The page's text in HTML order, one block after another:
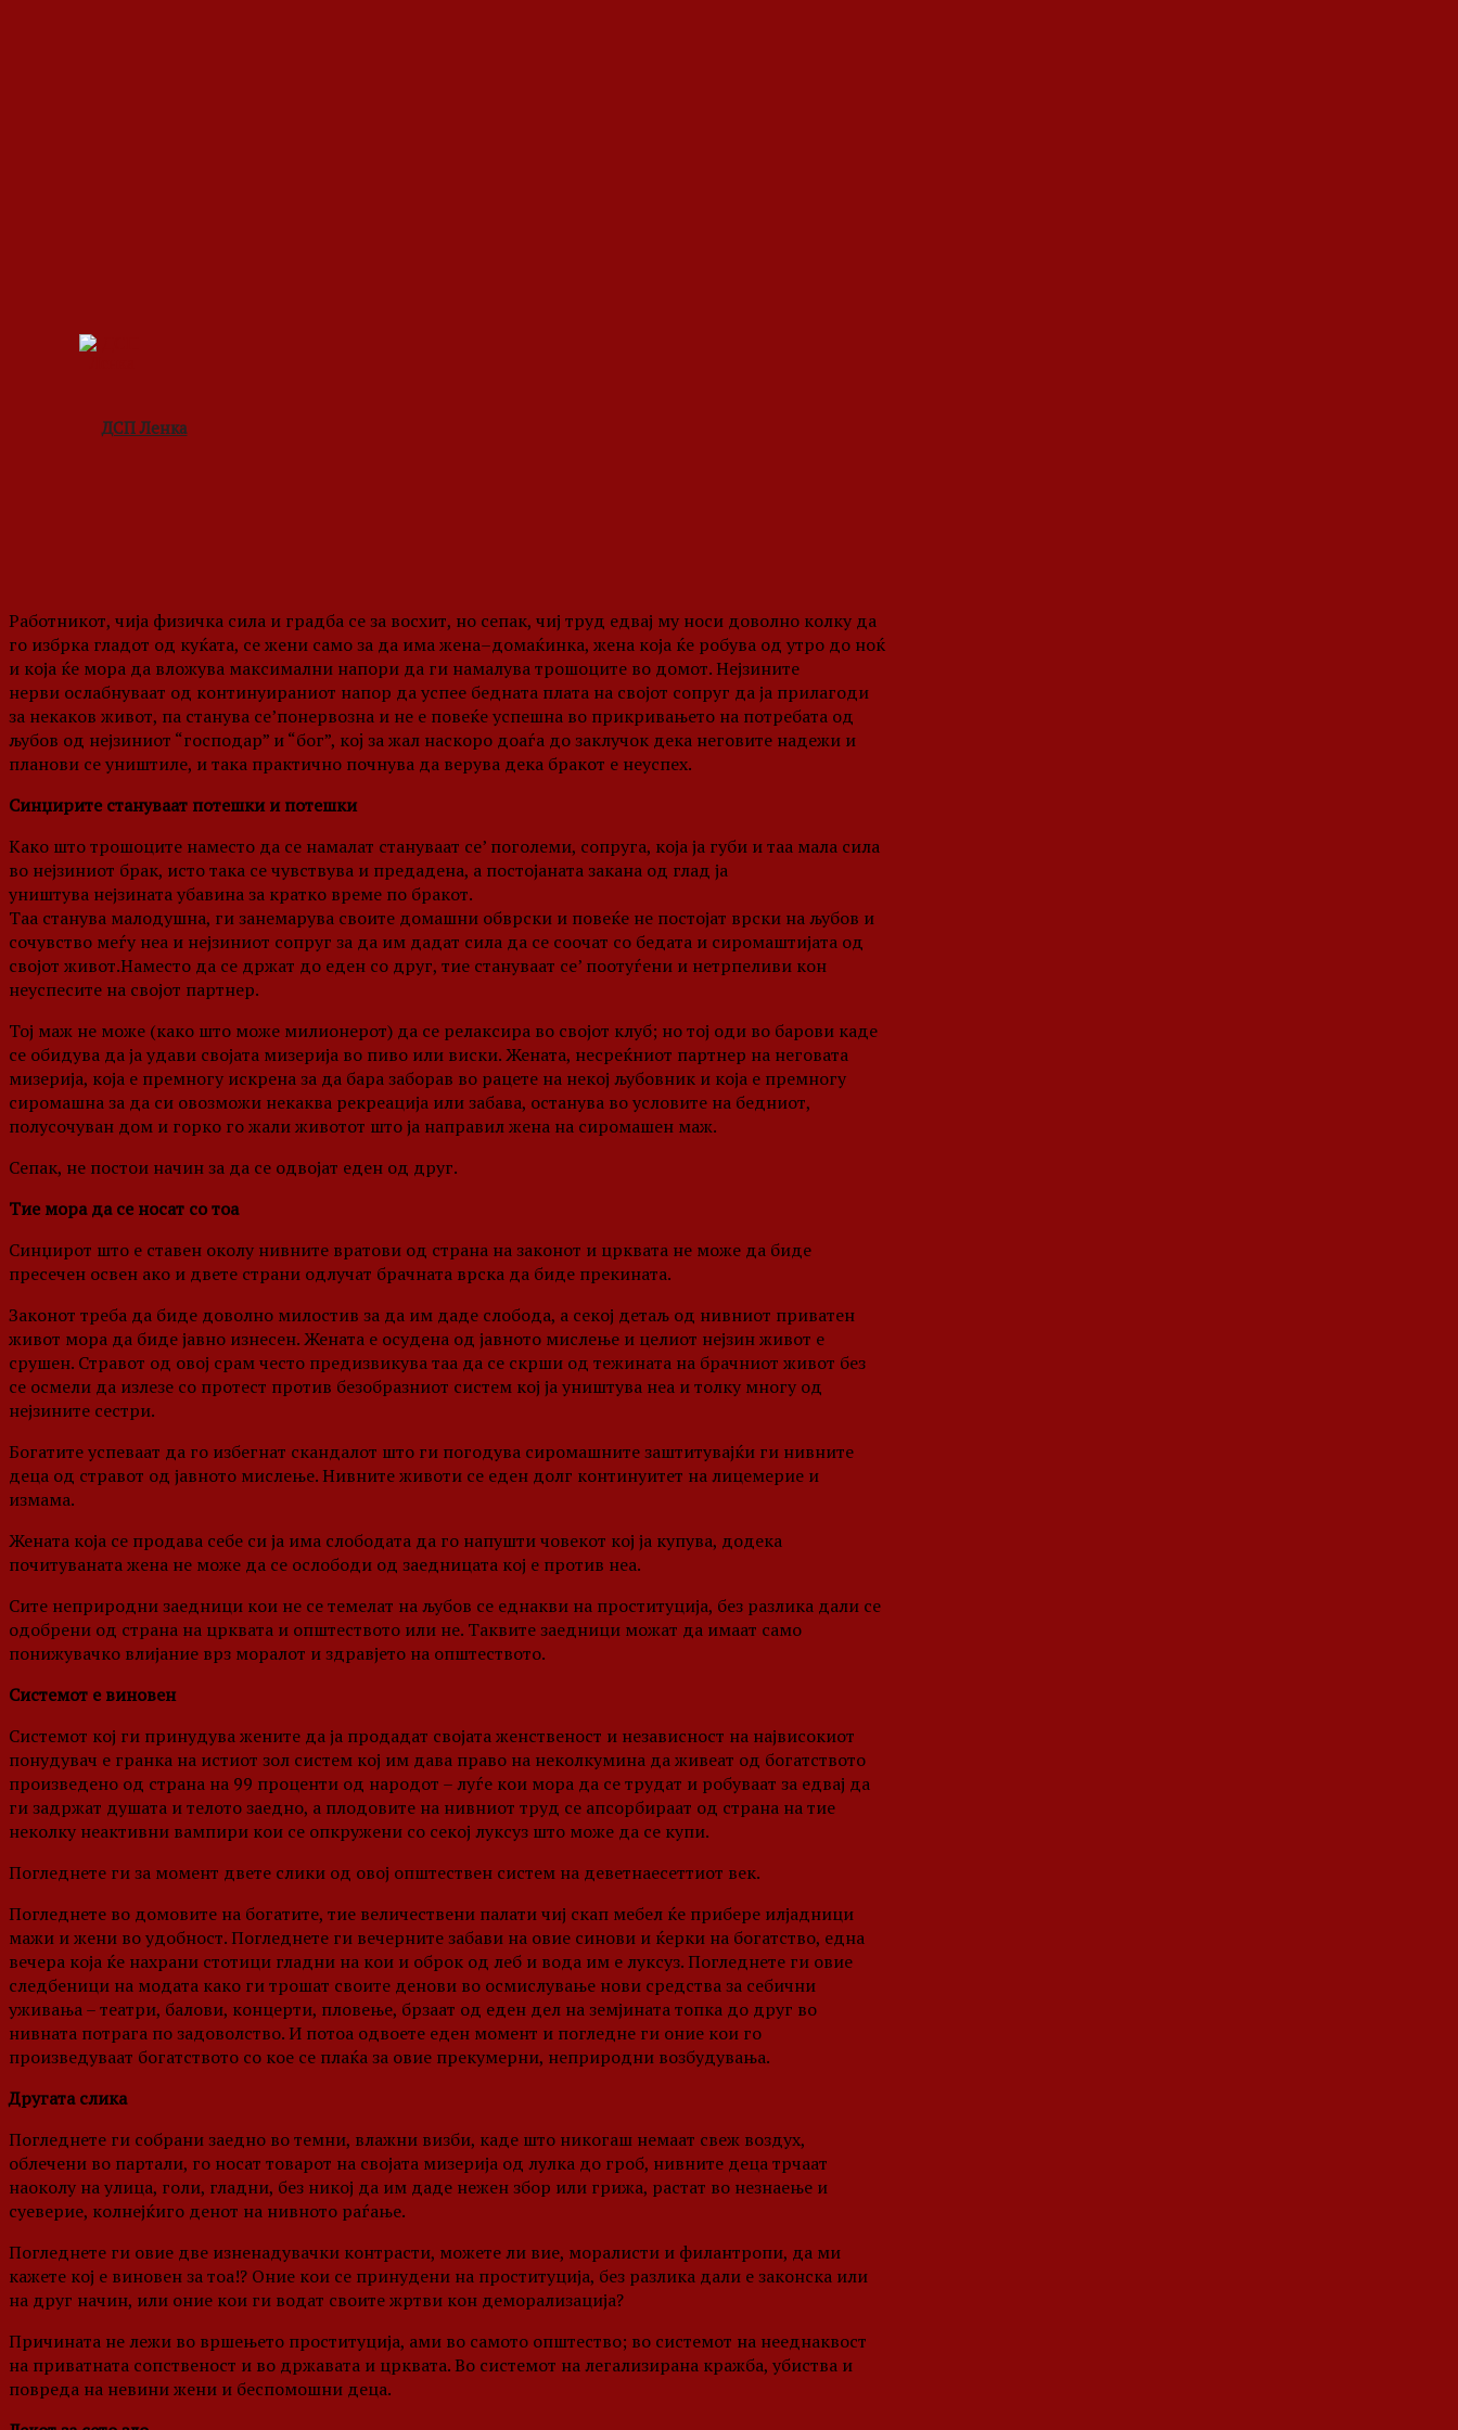
ДСП Ленка
Работникот, чија физичка сила и градба се за восхит, но сепак, чиј труд едвај му носи доволно колку да
го избрка гладот од куќата, се жени само за да има жена–домаќинка, жена која ќе робува од утро до ноќ
и која ќе мора да вложува максимални напори да ги намалува трошоците во домот. Нејзините
нерви ослабнуваат од континуираниот напор да успее бедната плата на својот сопруг да ја прилагоди
за некаков живот, па станува се’понервозна и не е повеќе успешна во прикривањето на потребата од
љубов од нејзиниот “господар” и “бог”, коj за жал наскоро доаѓа до заклучок дека неговите надежи и
планови се уништиле, и така практично почнува да верува дека бракот е неуспех.
Синџирите стануваат потешки и потешки
Како што трошоците наместо да се намалат стануваат се’ поголеми, сопруга, која ја губи и таа мала сила
во нејзиниот брак, исто така се чувствува и предадена, а постојаната закана од глад ја
уништува нејзината убавина за кратко време по бракот.
Таа станува малодушна, ги занемарува своите домашни обврски и повеќе не постојат врски на љубов и
сочувство меѓу неа и нејзиниот сопруг за да им дадат сила да се соочат со бедата и сиромаштијата од
својот живот.Наместо да се држат до еден со друг, тие стануваат се’ поотуѓени и нетрпеливи кон
неуспесите на својот партнер.
Тој маж не може (како што може милионерот) да се релаксира во својот клуб; но тој оди во барови каде
се обидува да ја удави својата мизерија во пиво или виски. Жената, несреќниот партнер на неговата
мизерија, која е премногу искрена за да бара заборав во рацете на некој љубовник и која е премногу
сиромашна за да си овозможи некаква рекреација или забава, останува во условите на бедниот,
полусочуван дом и горко го жали животот што ја направил жена на сиромашен маж.
Сепак, не постои начин за да се одвојат еден од друг.
Тие мора да се носат со тоа
Синџирот што е ставен околу нивните вратови од страна на законот и црквата не може да биде
пресечен освен ако и двете страни одлучат брачната врска да биде прекината.
Законот треба да биде доволно милостив за да им даде слобода, а секој детаљ од нивниот приватен
живот мора да биде јавно изнесен. Жената е осудена од јавното мислење и целиот нејзин живот е
срушен. Стравот од овој срам често предизвикува таа да се скрши од тежината на брачниот живот без
се осмели да излезе со протест против безобразниот систем кој ја уништува неа и толку многу од
нејзините сестри.
Богатите успеваат да го избегнат скандалот што ги погодува сиромашните заштитувајќи ги нивните
деца од стравот од јавното мислење. Нивните животи се еден долг континуитет на лицемерие и
измама.
Жената која се продава себе си ја има слободата да го напушти човекот кој ја купува, додека
почитуваната жена не може да се ослободи од заедницата кој е против неа.
Сите неприродни заедници кои не се темелат на љубов се еднакви на проституција, без разлика дали се
одобрени од страна на црквата и општеството или не. Таквите заедници можат да имаат само
понижувачко влијание врз моралот и здравјето на општеството.
Системот е виновен
Системот кој ги принудува жените да ја продадат својата женственост и независност на највисокиот
понудувач е гранка на истиот зол систем кој им дава право на неколкумина да живеат од богатството
произведено од страна на 99 проценти од народот – луѓе кои мора да се трудат и робуваат за едвај да
ги задржат душата и телото заедно, а плодовите на нивниот труд се апсорбираат од страна на тие
неколку неактивни вампири кои се опкружени со секој луксуз што може да се купи.
Погледнете ги за момент двете слики од овој општествен систем на деветнаесеттиот век.
Погледнете во домовите на богатите, тие величествени палати чиј скап мебел ќе прибере илјадници
мажи и жени во удобност. Погледнете ги вечерните забави на овие синови и ќерки на богатство, една
вечера која ќе нахрани стотици гладни на кои и оброк од леб и вода им е луксуз. Погледнете ги овие
следбеници на модата како ги трошат своите денови во осмислување нови средства за себични
уживања – театри, балови, концерти, пловење, брзаат од еден дел на земјината топка до друг во
нивната потрага по задоволство. И потоа одвоете еден момент и погледне ги оние кои го
произведуваат богатството со кое се плаќа за овие прекумерни, неприродни возбудувања.
Другата слика
Погледнете ги собрани заедно во темни, влажни визби, каде што никогаш немаат свеж воздух,
облечени во партали, го носат товарот на својата мизерија од лулка до гроб, нивните деца трчаат
наоколу на улица, голи, гладни, без никој да им даде нежен збор или грижа, растат во незнаење и
суеверие, колнејќиго денот на нивното раѓање.
Погледнете ги овие две изненадувачки контрасти, можете ли вие, моралисти и филантропи, да ми
кажете кој е виновен за тоа!? Оние кои се принудени на проституција, без разлика дали е законска или
на друг начин, или оние кои ги водат своите жртви кон деморализација?
Причината не лежи во вршењето проституција, ами во самото општество; во системот на нееднаквост
на приватната сопственост и во државата и црквата. Во системот на легализирана кражба, убиства и
повреда на невини жени и беспомошни деца.